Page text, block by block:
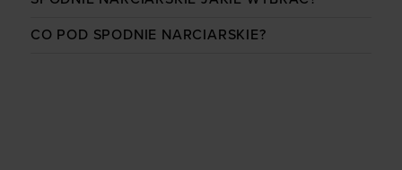
CO POD SPODNIE NARCIARSKIE?